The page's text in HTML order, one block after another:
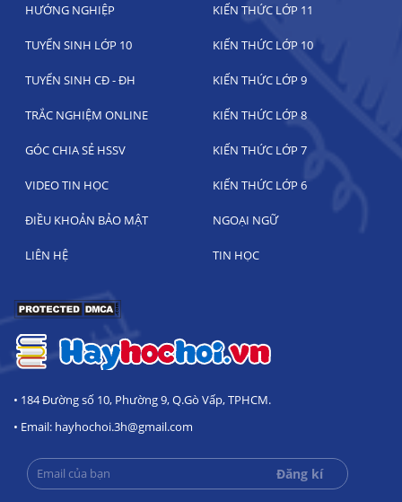
HƯỚNG NGHIỆP KIẾN THỨC LỚP 11
TUYỂN SINH LỚP 10 KIẾN THỨC LỚP 10
TUYỂN SINH CĐ - ĐH KIẾN THỨC LỚP 9
TRẮC NGHIỆM ONLINE KIẾN THỨC LỚP 8
GÓC CHIA SẺ HSSV KIẾN THỨC LỚP 7
VIDEO TIN HỌC KIẾN THỨC LỚP 6
ĐIỀU KHOẢN BẢO MẬT NGOẠI NGỮ
LIÊN HỆ TIN HỌC
• 184 Đường số 10, Phường 9, Q.Gò Vấp, TPHCM.
• Email: hayhochoi.3h@gmail.com